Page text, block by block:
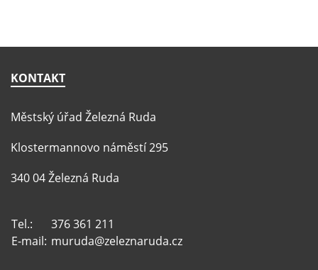
KONTAKT
Městský úřad Železná Ruda
Klostermannovo náměstí 295
340 04 Železná Ruda
Tel.:
376 361 211
E-mail: muruda@zeleznaruda.cz